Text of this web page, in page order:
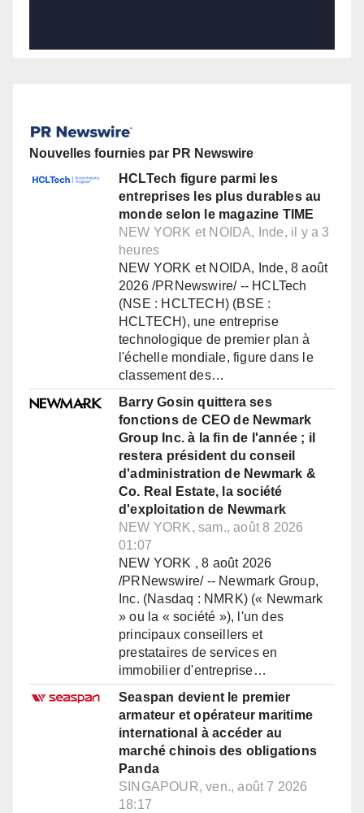
Nouvelles fournies par PR Newswire
HCLTech figure parmi les
entreprises les plus durables au
monde selon le magazine TIME
NEW YORK et NOIDA, Inde, il y a 3
heures
NEW YORK et NOIDA, Inde, 8 août
2026 /PRNewswire/ -- HCLTech
(NSE : HCLTECH) (BSE :
HCLTECH), une entreprise
technologique de premier plan à
l'échelle mondiale, figure dans le
classement des…
Barry Gosin quittera ses
fonctions de CEO de Newmark
Group Inc. à la fin de l'année ; il
restera président du conseil
d'administration de Newmark &
Co. Real Estate, la société
d'exploitation de Newmark
NEW YORK, sam., août 8 2026
01:07
NEW YORK , 8 août 2026
/PRNewswire/ -- Newmark Group,
Inc. (Nasdaq : NMRK) (« Newmark
» ou la « société »), l'un des
principaux conseillers et
prestataires de services en
immobilier d'entreprise…
Seaspan devient le premier
armateur et opérateur maritime
international à accéder au
marché chinois des obligations
Panda
SINGAPOUR, ven., août 7 2026
18:17